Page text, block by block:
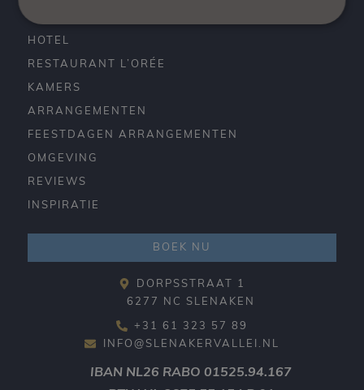
HOTEL
RESTAURANT L’ORÉE
KAMERS
ARRANGEMENTEN
FEESTDAGEN ARRANGEMENTEN
OMGEVING
REVIEWS
INSPIRATIE
BOEK NU
DORPSSTRAAT 1
6277 NC SLENAKEN
+31 61 323 57 89
INFO@SLENAKERVALLEI.NL
IBAN NL26 RABO 01525.94.167